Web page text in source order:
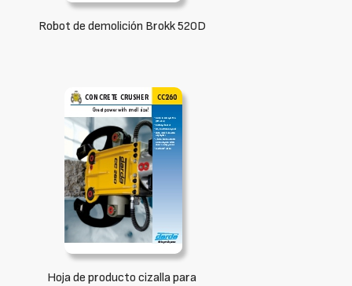
Robot de demolición Brokk 520D
Hoja de producto cizalla para